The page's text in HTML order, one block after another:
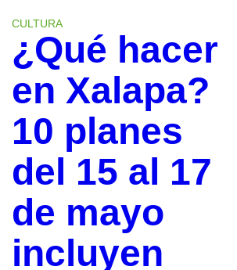
CULTURA
¿Qué hacer
en Xalapa?
10 planes
del 15 al 17
de mayo
incluyen